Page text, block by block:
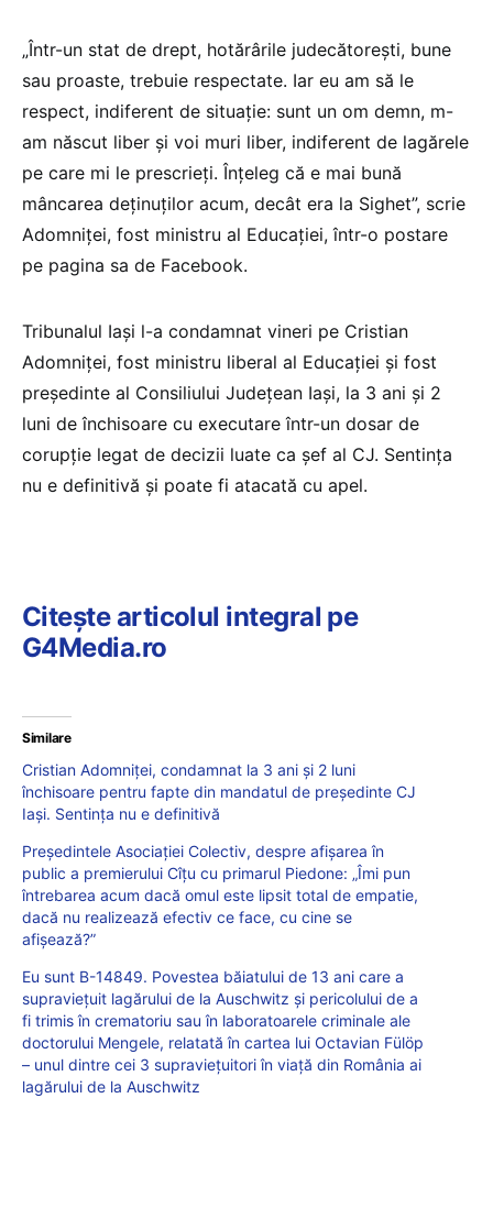
„Într-un stat de drept, hotărârile judecătorești, bune
sau proaste, trebuie respectate. Iar eu am să le
respect, indiferent de situație: sunt un om demn, m-
am născut liber și voi muri liber, indiferent de lagărele
pe care mi le prescrieți. Înțeleg că e mai bună
mâncarea deținuților acum, decât era la Sighet”, scrie
Adomniței, fost ministru al Educației, într-o postare
pe pagina sa de Facebook.
Tribunalul Iași l-a condamnat vineri pe Cristian
Adomniței, fost ministru liberal al Educației și fost
președinte al Consiliului Județean Iași, la 3 ani și 2
luni de închisoare cu executare într-un dosar de
corupție legat de decizii luate ca șef al CJ. Sentința
nu e definitivă și poate fi atacată cu apel.
Citește articolul integral pe
G4Media.ro
Similare
Cristian Adomniței, condamnat la 3 ani și 2 luni
închisoare pentru fapte din mandatul de președinte CJ
Iași. Sentința nu e definitivă
Președintele Asociației Colectiv, despre afișarea în
public a premierului Cîțu cu primarul Piedone: „Îmi pun
întrebarea acum dacă omul este lipsit total de empatie,
dacă nu realizează efectiv ce face, cu cine se
afișează?”
Eu sunt B-14849. Povestea băiatului de 13 ani care a
supraviețuit lagărului de la Auschwitz și pericolului de a
fi trimis în crematoriu sau în laboratoarele criminale ale
doctorului Mengele, relatată în cartea lui Octavian Fülöp
– unul dintre cei 3 supraviețuitori în viață din România ai
lagărului de la Auschwitz